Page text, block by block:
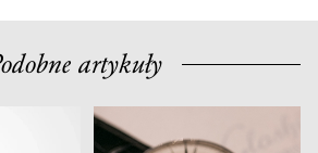
artykuły